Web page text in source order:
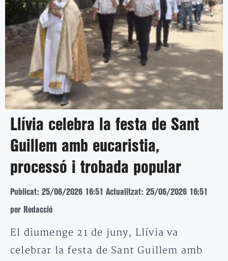
Llívia celebra la festa de Sant
Guillem amb eucaristia,
processó i trobada popular
Publicat: 25/06/2026 16:51 Actualitzat: 25/06/2026 16:51
per Redacció
El diumenge 21 de juny, Llívia va
celebrar la festa de Sant Guillem amb